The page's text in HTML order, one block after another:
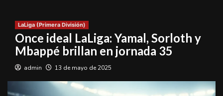
LaLiga (Primera División)
Once ideal LaLiga: Yamal, Sorloth y
Mbappé brillan en jornada 35
admin 13 de mayo de 2025